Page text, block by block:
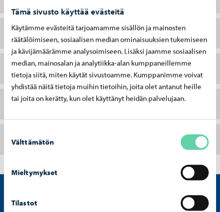
Tämä sivusto käyttää evästeitä
Käytämme evästeitä tarjoamamme sisällön ja mainosten
räätälöimiseen, sosiaalisen median ominaisuuksien tukemiseen
ja kävijämäärämme analysoimiseen. Lisäksi jaamme sosiaalisen
median, mainosalan ja analytiikka-alan kumppaneillemme
tietoja siitä, miten käytät sivustoamme. Kumppanimme voivat
yhdistää näitä tietoja muihin tietoihin, joita olet antanut heille
tai joita on kerätty, kun olet käyttänyt heidän palvelujaan.
valinta
Välttämätön
Mieltymykset
Tilastot
Monitoimitila: harjoitus- tai kokoustila
Luento- ja kokoustiloja
Sauna ja saunakabinetti
Kuntosali